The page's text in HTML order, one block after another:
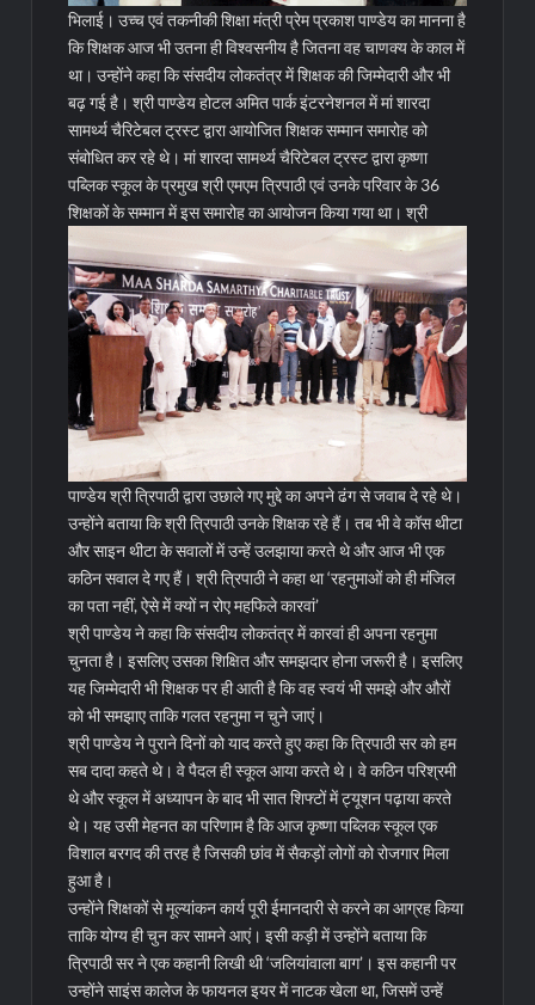
भिलाई। उच्च एवं तकनीकी शिक्षा मंत्री प्रेम प्रकाश पाण्डेय का मानना है
कि शिक्षक आज भी उतना ही विश्वसनीय है जितना वह चाणक्य के काल में
था। उन्होंने कहा कि संसदीय लोकतंत्र में शिक्षक की जिम्मेदारी और भी
बढ़ गई है। श्री पाण्डेय होटल अमित पार्क इंटरनेशनल में मां शारदा
सामर्थ्य चैरिटेबल ट्रस्ट द्वारा आयोजित शिक्षक सम्मान समारोह को
संबोधित कर रहे थे। मां शारदा सामर्थ्य चैरिटेबल ट्रस्ट द्वारा कृष्णा
पब्लिक स्कूल के प्रमुख श्री एमएम त्रिपाठी एवं उनके परिवार के 36
शिक्षकों के सम्मान में इस समारोह का आयोजन किया गया था।श्री
पाण्डेय श्री त्रिपाठी द्वारा उछाले गए मुद्दे का अपने ढंग से जवाब दे रहे थे।
उन्होंने बताया कि श्री त्रिपाठी उनके शिक्षक रहे हैं। तब भी वे कॉस थीटा
और साइन थीटा के सवालों में उन्हें उलझाया करते थे और आज भी एक
कठिन सवाल दे गए हैं। श्री त्रिपाठी ने कहा था ‘रहनुमाओं को ही मंजिल
का पता नहीं, ऐसे में क्यों न रोए महफिले कारवां’
श्री पाण्डेय ने कहा कि संसदीय लोकतंत्र में कारवां ही अपना रहनुमा
चुनता है। इसलिए उसका शिक्षित और समझदार होना जरूरी है। इसलिए
यह जिम्मेदारी भी शिक्षक पर ही आती है कि वह स्वयं भी समझे और औरों
को भी समझाए ताकि गलत रहनुमा न चुने जाएं।
श्री पाण्डेय ने पुराने दिनों को याद करते हुए कहा कि त्रिपाठी सर को हम
सब दादा कहते थे। वे पैदल ही स्कूल आया करते थे। वे कठिन परिश्रमी
थे और स्कूल में अध्यापन के बाद भी सात शिफ्टों में ट्यूशन पढ़ाया करते
थे। यह उसी मेहनत का परिणाम है कि आज कृष्णा पब्लिक स्कूल एक
विशाल बरगद की तरह है जिसकी छांव में सैकड़ों लोगों को रोजगार मिला
हुआ है।
उन्होंने शिक्षकों से मूल्यांकन कार्य पूरी ईमानदारी से करने का आग्रह किया
ताकि योग्य ही चुन कर सामने आएं। इसी कड़ी में उन्होंने बताया कि
त्रिपाठी सर ने एक कहानी लिखी थी ‘जलियांवाला बाग’। इस कहानी पर
उन्होंने साइंस कालेज के फायनल इयर में नाटक खेला था, जिसमें उन्हें